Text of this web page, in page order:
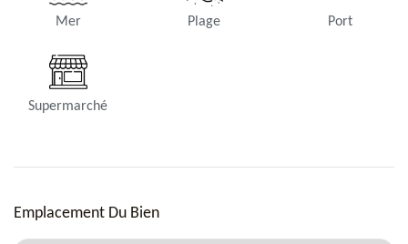
Meublée et équipée pour 10 personnes, climatisation, four,
Mer Plage Port
Supermarché
Emplacement Du Bien